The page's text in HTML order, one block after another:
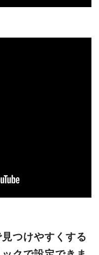
つけやすくする